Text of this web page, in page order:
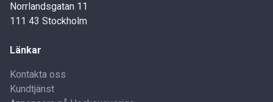
Norrlandsgatan 11
111 43 Stockholm
Länkar
Kontakta oss
Kundtjänst